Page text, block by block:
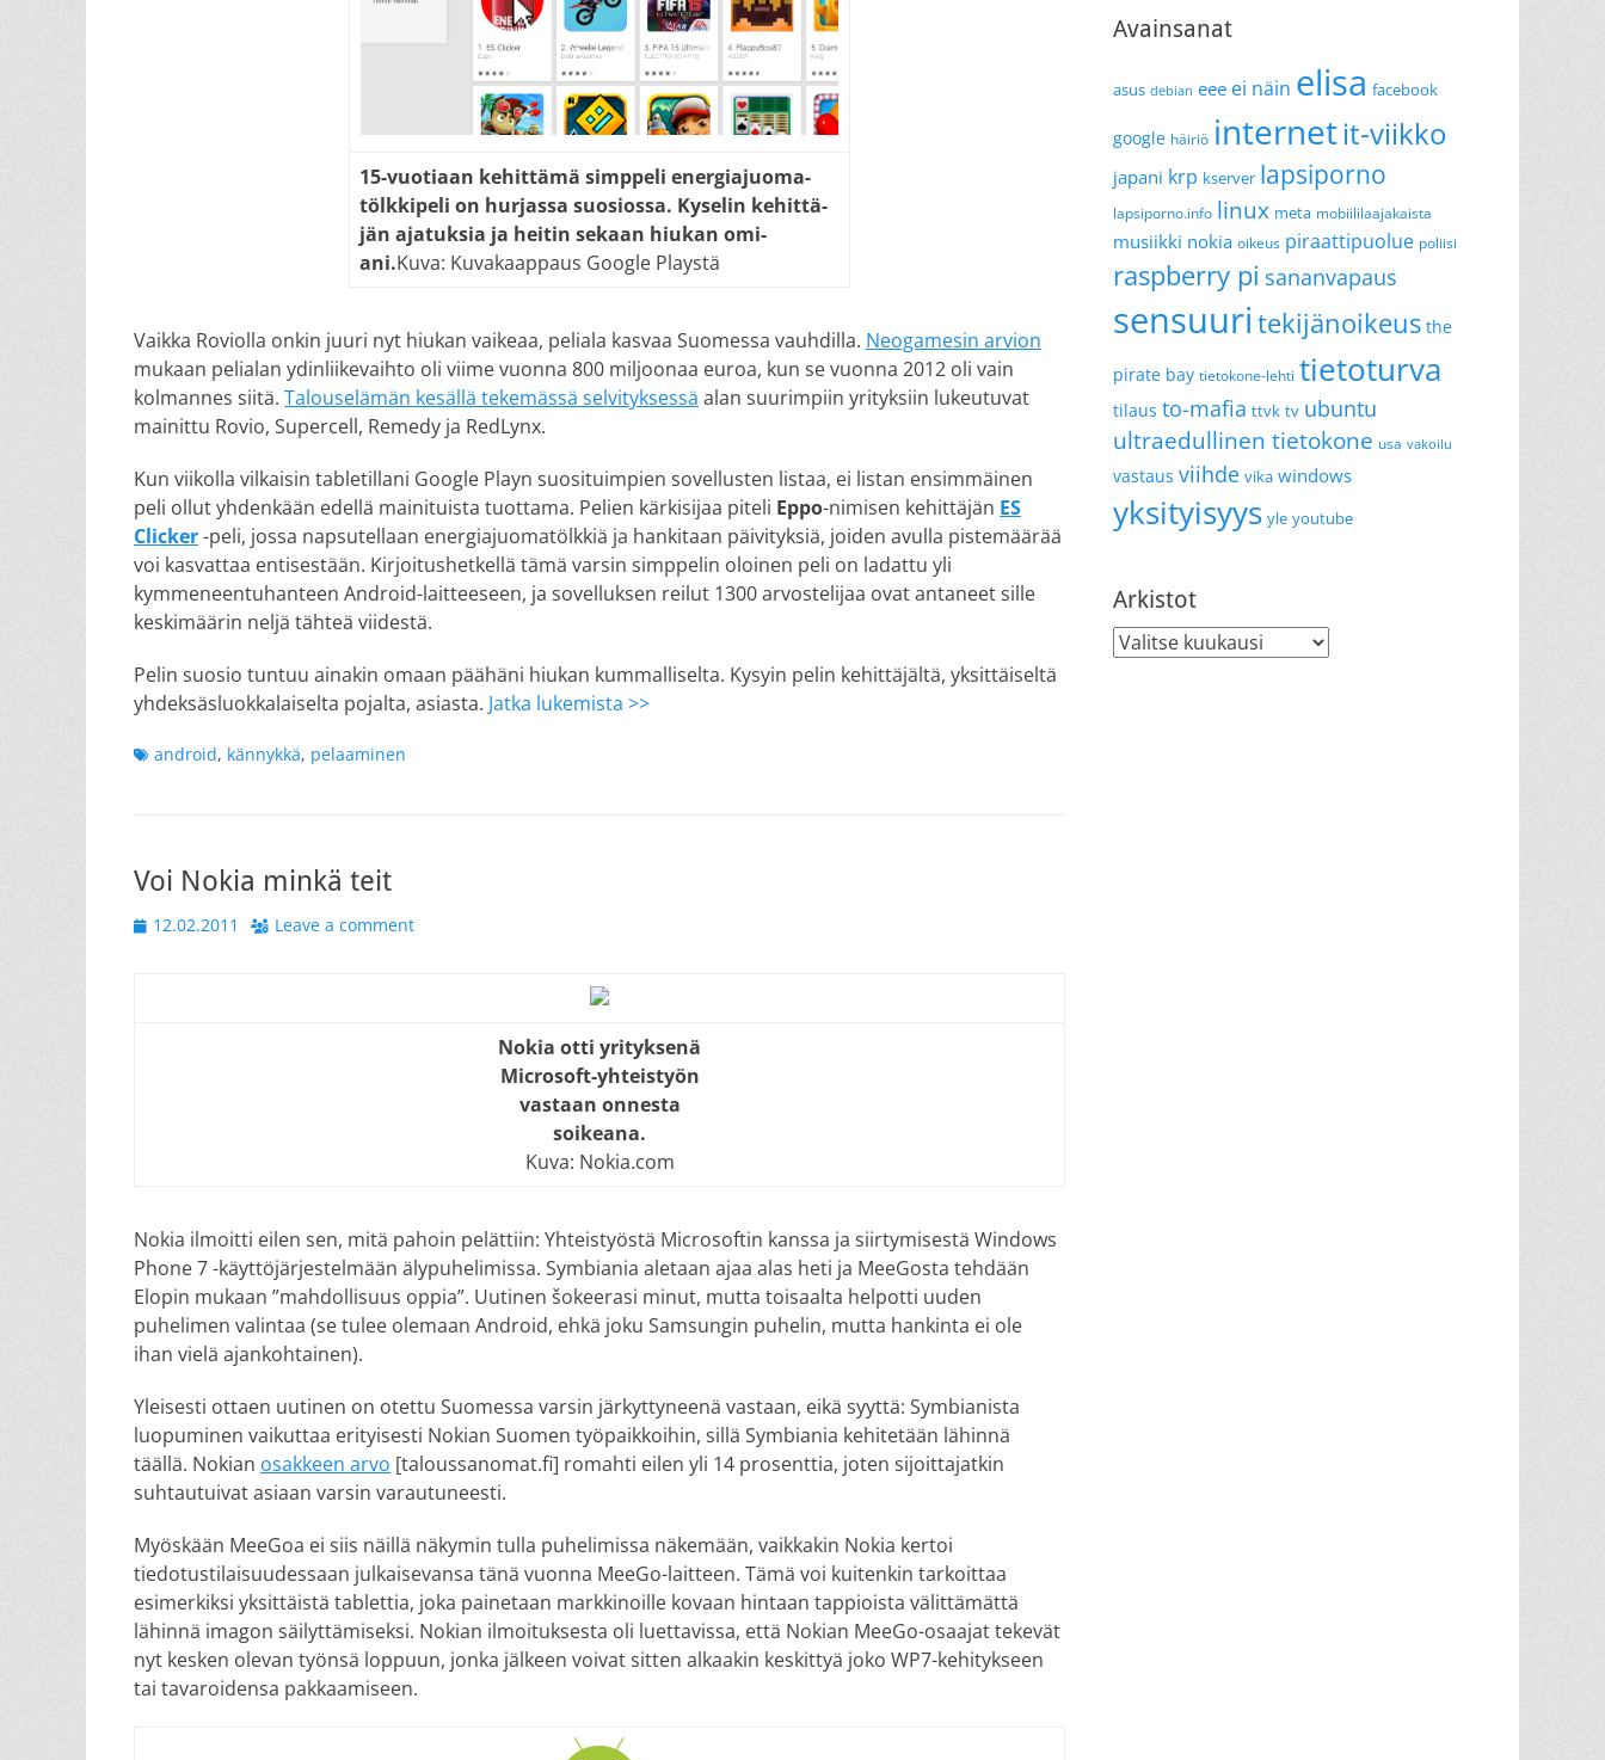
15-vuo­ti­aan ke­hit­tä­mä simp­pe­li ener­gia­juo­ma­
tölk­ki­pe­li on hur­jas­sa suo­sios­sa. Ky­se­lin ke­hit­tä­
jän aja­tuk­sia ja hei­tin se­kaan hiu­kan omi­
ani.Kuva: Kuvakaappaus Google Playstä
Vaikka Roviolla onkin juuri nyt hiukan vaikeaa, peliala kasvaa Suomessa vauhdilla. Neogamesin arvion
mukaan pelialan ydinliikevaihto oli viime vuonna 800 miljoonaa euroa, kun se vuonna 2012 oli vain
kolmannes siitä. Talouselämän kesällä tekemässä selvityksessä alan suurimpiin yrityksiin lukeutuvat
mainittu Rovio, Supercell, Remedy ja RedLynx.
Kun viikolla vilkaisin tabletillani Google Playn suosituimpien sovellusten listaa, ei listan ensimmäinen
peli ollut yhdenkään edellä mainituista tuottama. Pelien kärkisijaa piteli Eppo-nimisen kehittäjän ES
Clicker-peli, jossa napsutellaan energiajuomatölkkiä ja hankitaan päivityksiä, joiden avulla pistemäärää
voi kasvattaa entisestään. Kirjoitushetkellä tämä varsin simppelin oloinen peli on ladattu yli
kymmeneentuhanteen Android-laitteeseen, ja sovelluksen reilut 1300 arvostelijaa ovat antaneet sille
keskimäärin neljä tähteä viidestä.
Pelin suosio tuntuu ainakin omaan päähäni hiukan kummalliselta. Kysyin pelin kehittäjältä, yksittäiseltä
yhdeksäsluokkalaiselta pojalta, asiasta. Jatka lukemista >>
Tagsandroid, kännykkä, pelaaminen
Voi Nokia minkä teit
Posted
12.02.2011 Leave a comment
Nokia otti yrityksenä
Microsoft-yhteistyön
vastaan onnesta
soikeana.
Kuva: Nokia.com
Nokia ilmoitti eilen sen, mitä pahoin pelättiin: Yhteistyöstä Microsoftin kanssa ja siirtymisestä Windows
Phone 7 -käyttöjärjestelmään älypuhelimissa. Symbiania aletaan ajaa alas heti ja MeeGosta tehdään
Elopin mukaan ”mahdollisuus oppia”. Uutinen šokeerasi minut, mutta toisaalta helpotti uuden
puhelimen valintaa (se tulee olemaan Android, ehkä joku Samsungin puhelin, mutta hankinta ei ole
ihan vielä ajankohtainen).
Yleisesti ottaen uutinen on otettu Suomessa varsin järkyttyneenä vastaan, eikä syyttä: Symbianista
luopuminen vaikuttaa erityisesti Nokian Suomen työpaikkoihin, sillä Symbiania kehitetään lähinnä
täällä. Nokian osakkeen arvo [taloussanomat.fi] romahti eilen yli 14 prosenttia, joten sijoittajatkin
suhtautuivat asiaan varsin varautuneesti.
Myöskään MeeGoa ei siis näillä näkymin tulla puhelimissa näkemään, vaikkakin Nokia kertoi
tiedotustilaisuudessaan julkaisevansa tänä vuonna MeeGo-laitteen. Tämä voi kuitenkin tarkoittaa
esimerkiksi yksittäistä tablettia, joka painetaan markkinoille kovaan hintaan tappioista välittämättä
lähinnä imagon säilyttämiseksi. Nokian ilmoituksesta oli luettavissa, että Nokian MeeGo-osaajat tekevät
nyt kesken olevan työnsä loppuun, jonka jälkeen voivat sitten alkaakin keskittyä joko WP7-kehitykseen
tai tavaroidensa pakkaamiseen.
Avainsanat
asus debian eee ei näin elisa facebook
google häiriö internetit-viikko
japani krp kserver lapsiporno
lapsiporno.info linux meta mobiililaajakaista
musiikki nokia oikeus piraattipuolue poliisi
raspberry pi sananvapaus
sensuuri tekijänoikeus the
pirate bay tietokone-lehti tietoturva
tilaus to-mafia ttvk tv ubuntu
ultraedullinen tietokone usa vakoilu
vastaus viihde vika windows
yksityisyys yle youtube
Arkistot
Arkistot